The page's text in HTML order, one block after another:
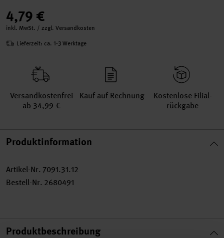
4,79 €
inkl. MwSt. / zzgl. Versandkosten
Lieferzeit: ca. 1-3 Werktage
Versand­kosten­frei
ab 34,99 €
Kauf auf Rechnung
Kosten­lose Filial­
rückgabe
Produktinformation
Artikel-Nr. 7091.31.12
Bestell-Nr. 2680491
Produktbeschreibung